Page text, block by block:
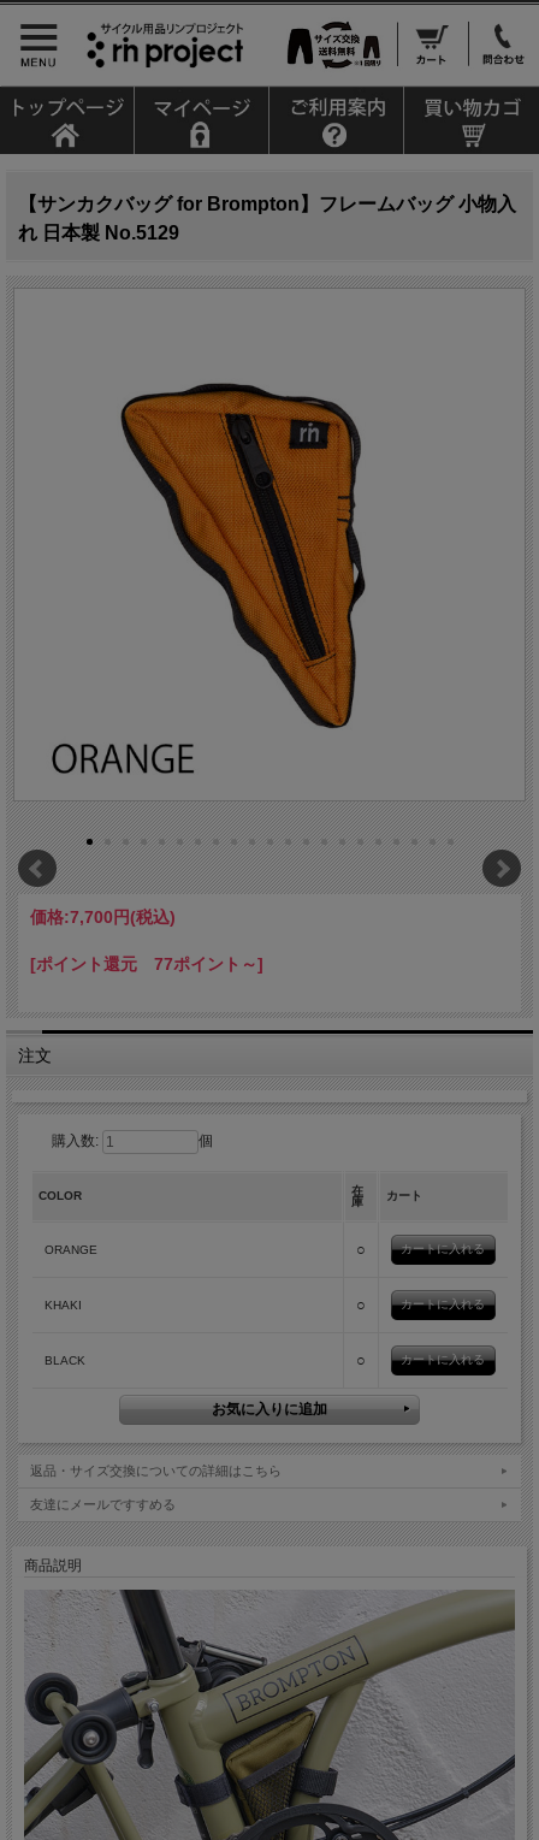
【サンカクバッグ for Brompton】フレームバッグ 小物入
れ 日本製 No.5129
価格:7,700円(税込)
[ポイント還元 77ポイント～]
注文
購入数: 個
COLOR
在
庫
カート
ORANGE ○
KHAKI ○
BLACK ○
返品・サイズ交換についての詳細はこちら
友達にメールですすめる
商品説明